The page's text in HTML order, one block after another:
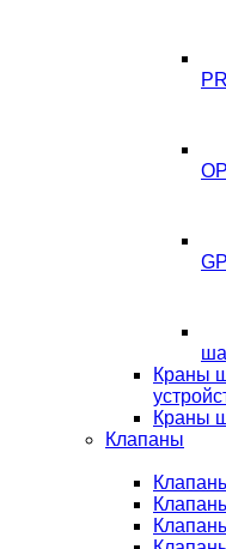
GP
Краны
Краны
Клапаны